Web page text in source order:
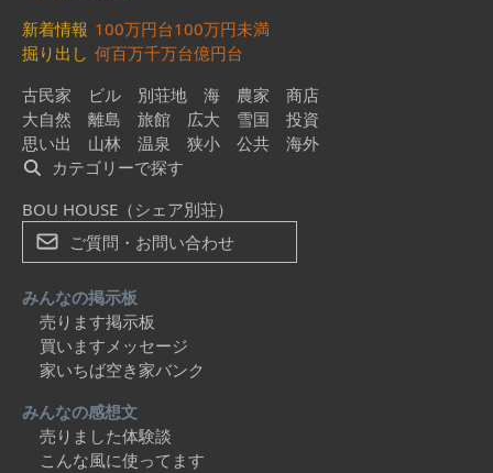
新着情報 100万円台100万円未満
掘り出し 何百万千万台億円台
古民家
ビル 別荘地 海 農家
商店
大自然
離島 旅館 広大 雪国
投資
思い出
山林 温泉 狭小 公共
海外
カテゴリーで探す
BOU HOUSE（シェア別荘）
ご質問・お問い合わせ
みんなの掲示板
売ります掲示板
買いますメッセージ
家いちば空き家バンク
みんなの感想文
売りました体験談
こんな風に使ってます